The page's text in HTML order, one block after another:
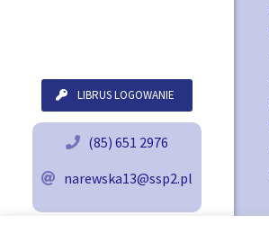
LIBRUS LOGOWANIE
(85) 651 2976
narewska13@ssp2.pl